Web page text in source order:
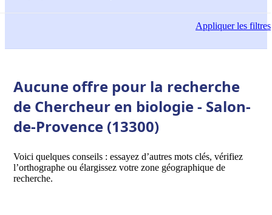
Appliquerles filtres
Aucune offre pour la recherche
de Chercheur en biologie - Salon-
de-Provence (13300)
Voici quelques conseils : essayez d’autres mots clés, vérifiez
l’orthographe ou élargissez votre zone géographique de
recherche.